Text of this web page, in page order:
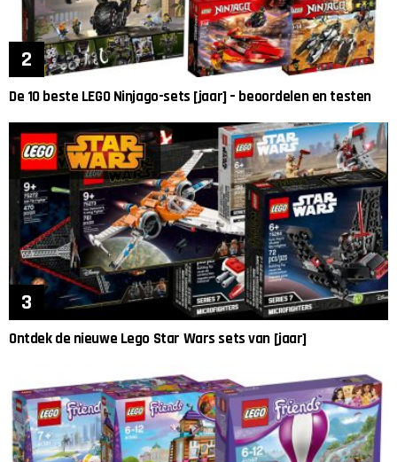
De 10 beste LEGO Ninjago-sets [jaar] – beoordelen en testen
Ontdek de nieuwe Lego Star Wars sets van [jaar]